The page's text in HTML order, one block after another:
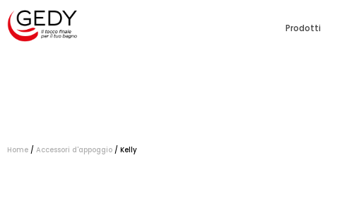
Prodotti
Home / Accessori d'appoggio / Kelly